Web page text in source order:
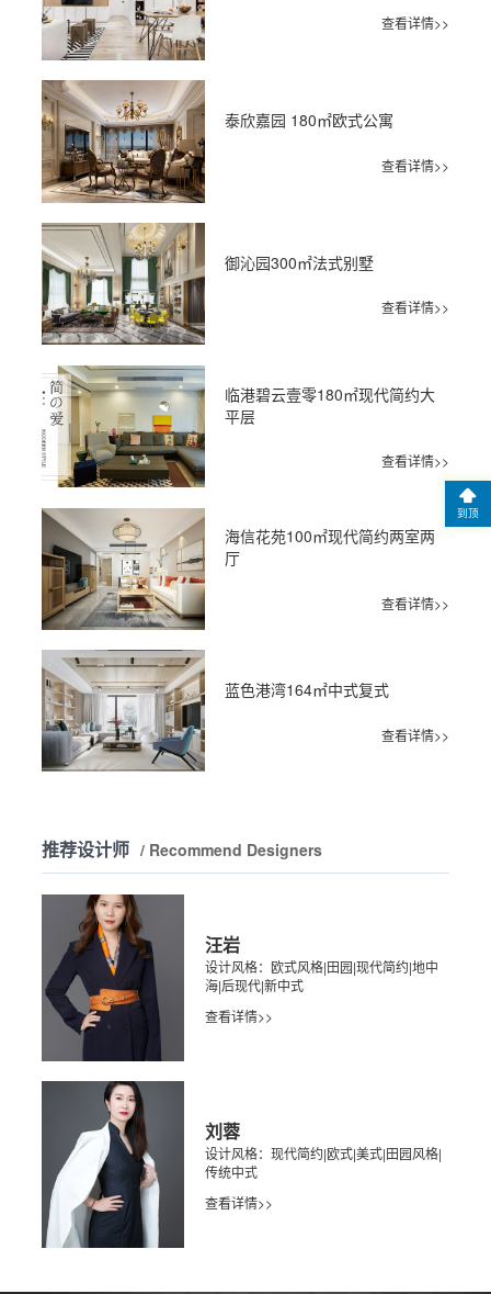
查看详情>>
泰欣嘉园 180㎡欧式公寓
查看详情>>
御沁园300㎡法式别墅
查看详情>>
临港碧云壹零180㎡现代简约大
平层
查看详情>>
海信花苑100㎡现代简约两室两
厅
查看详情>>
蓝色港湾164㎡中式复式
查看详情>>
推荐设计师 / Recommend Designers
汪岩
设计风格：欧式风格|田园|现代简约|地中
海|后现代|新中式
查看详情>>
刘蓉
设计风格：现代简约|欧式|美式|田园风格|
传统中式
查看详情>>
到顶